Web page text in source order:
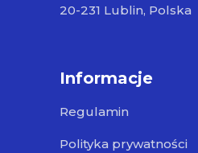
20-231 Lublin, Polska
Informacje
Regulamin
Polityka prywatności